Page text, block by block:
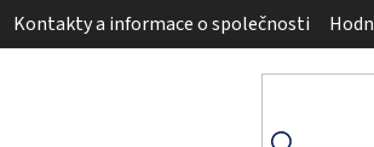
Kontakty a informace o společnosti